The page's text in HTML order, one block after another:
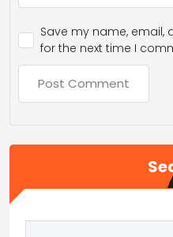
Save my name, email,
for the next time I